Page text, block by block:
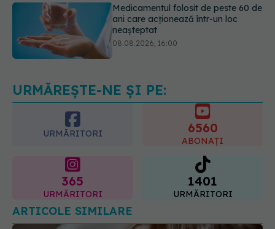
Transpirații nocturne: semnul ignorat
care poate ascunde probleme
URMĂREȘTE-NE ȘI PE:
URMĂRITORI 6560
ABONAȚI
365
URMĂRITORI
1401
URMĂRITORI
ARTICOLE SIMILARE